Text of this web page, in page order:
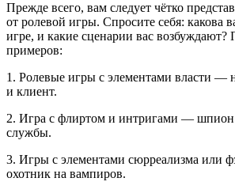
Прежде всего, вам следует чётко
от ролевой игры. Спросите себя: какова
игре, и какие сценарии вас возбуждают?
примеров:
1. Ролевые игры с элементами власти —
и клиент.
2. Игра с флиртом и интригами — шпион
службы.
3. Игры с элементами сюрреализма или
охотник на вампиров.